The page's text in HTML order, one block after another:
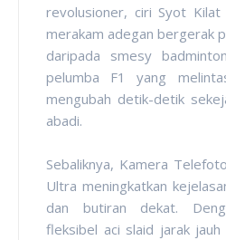
revolusioner, ciri Syot
merakam adegan bergerak
daripada smesy
pelumba F1 yang
mengubah detik-detik
abadi.
Sebaliknya, Kamera
Ultra meningkatkan
dan butiran dekat.
fleksibel aci slaid jarak